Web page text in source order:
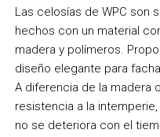
Las celosías de WPC son
hechos con un material
madera y polímeros.
diseño elegante para
A diferencia de la madera
resistencia a la
no se deteriora con el